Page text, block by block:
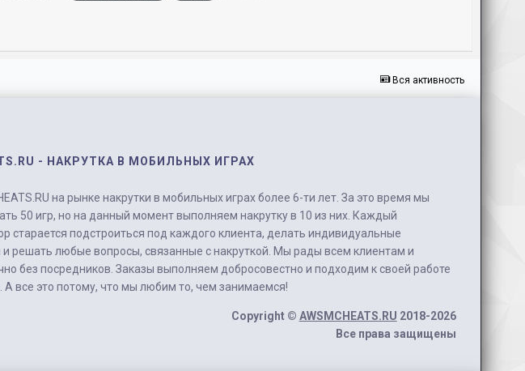
Вся активность
- НАКРУТКА В МОБИЛЬНЫХ ИГРАХ
на рынке накрутки в мобильных играх более 6-ти лет. За это время мы
50 игр, но на данный момент выполняем накрутку в 10 из них. Каждый
старается подстроиться под каждого клиента, делать индивидуальные
решать любые вопросы, связанные с накруткой. Мы рады всем клиентам и
без посредников. Заказы выполняем добросовестно и подходим к своей работе
А все это потому, что мы любим то, чем занимаемся!
Copyright © AWSMCHEATS.RU 2018-2026
Все права защищены